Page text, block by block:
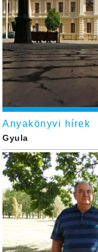
Anyakönyvi hírek
Gyula